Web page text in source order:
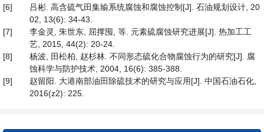
[6]
吕彬. 高含硫气田集输系统腐蚀和腐蚀控制[J]. 石油规划设计, 20
02, 13(6): 34-43.
[7]
李金灵, 朱世东, 屈撑囤, 等. 元素硫腐蚀研究进展[J]. 热加工工
艺, 2015, 44(2): 20-24.
[8]
杨波, 田松柏, 赵杉林. 不同形态硫化合物腐蚀行为的研究[J]. 腐
蚀科学与防护技术, 2004, 16(6): 385-388.
[9]
赵留阳. 大港南部油田除硫技术的研究与应用[J]. 中国石油石化,
2016(z2): 225.